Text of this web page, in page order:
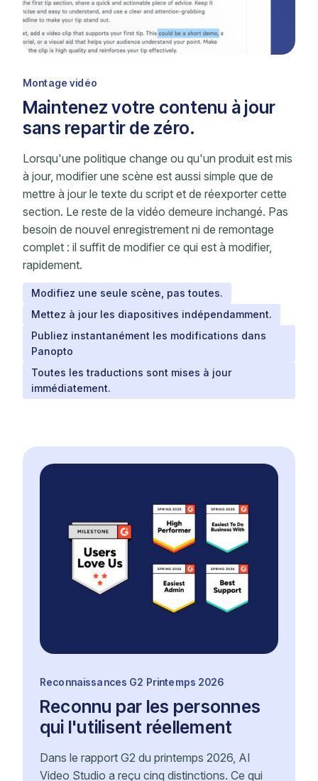
Montage vidéo
Maintenez votre contenu à jour
sans repartir de zéro.
Lorsqu'une politique change ou qu'un produit est mis
à jour, modifier une scène est aussi simple que de
mettre à jour le texte du script et de réexporter cette
section. Le reste de la vidéo demeure inchangé. Pas
besoin de nouvel enregistrement ni de remontage
complet : il suffit de modifier ce qui est à modifier,
rapidement.
Modifiez une seule scène, pas toutes.
Mettez à jour les diapositives indépendamment.
Publiez instantanément les modifications dans
Panopto
Toutes les traductions sont mises à jour
immédiatement.
Reconnaissances G2 Printemps 2026
Reconnu par les personnes
qui l'utilisent réellement
Dans le rapport G2 du printemps 2026, AI
Video Studio a reçu cinq distinctions. Ce qui